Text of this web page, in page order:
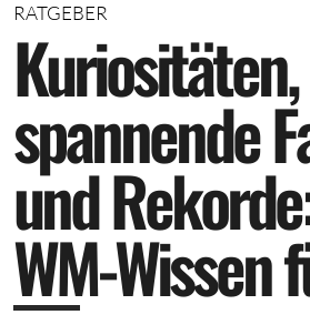
RATGEBER
Kuriositäten,
spannendeF
undRekorde
WM-Wissenf